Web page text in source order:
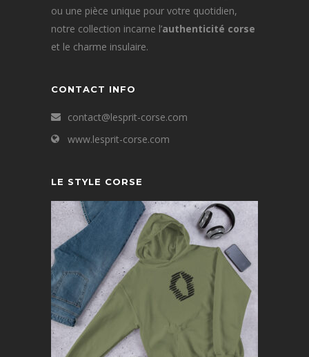
ou une pièce unique pour votre quotidien,
notre collection incarne l’authenticité corse
et le charme insulaire.
CONTACT INFO
contact@lesprit-corse.com
www.lesprit-corse.com
LE STYLE CORSE